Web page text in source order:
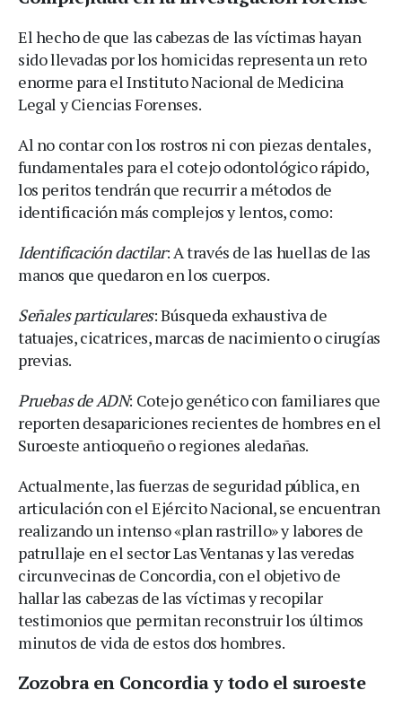
El hecho de que las cabezas de las víctimas hayan
sido llevadas por los homicidas representa un reto
enorme para el Instituto Nacional de Medicina
Legal y Ciencias Forenses.
Al no contar con los rostros ni con piezas dentales,
fundamentales para el cotejo odontológico rápido,
los peritos tendrán que recurrir a métodos de
identificación más complejos y lentos, como:
Identificación dactilar: A través de las huellas de las
manos que quedaron en los cuerpos.
Señales particulares: Búsqueda exhaustiva de
tatuajes, cicatrices, marcas de nacimiento o cirugías
previas.
Pruebas de ADN: Cotejo genético con familiares que
reporten desapariciones recientes de hombres en el
Suroeste antioqueño o regiones aledañas.
Actualmente, las fuerzas de seguridad pública, en
articulación con el Ejército Nacional, se encuentran
realizando un intenso «plan rastrillo» y labores de
patrullaje en el sector Las Ventanas y las veredas
circunvecinas de Concordia, con el objetivo de
hallar las cabezas de las víctimas y recopilar
testimonios que permitan reconstruir los últimos
minutos de vida de estos dos hombres.
Zozobra en Concordia y todo el suroeste